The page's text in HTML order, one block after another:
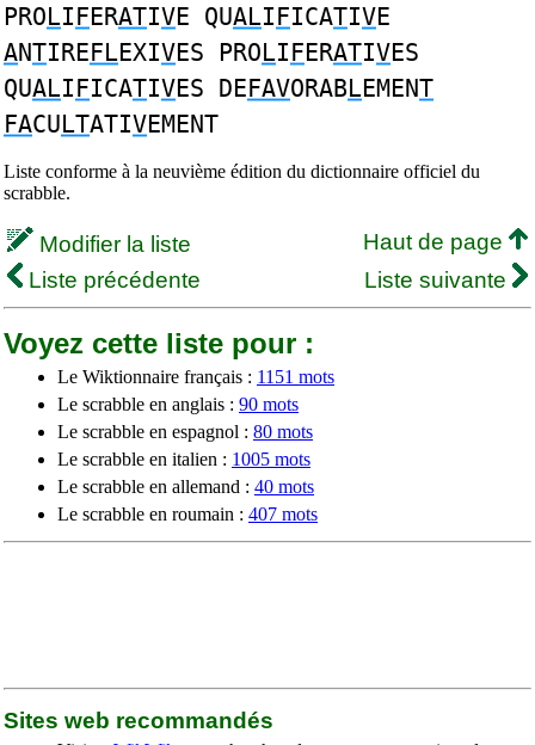
PROLIFERATIVE QUALIFICATIVE
ANTIREFLEXIVES PROLIFERATIVES
QUALIFICATIVES DEFAVORABLEMENT
FACULTATIVEMENT
Liste conforme à la neuvième édition du dictionnaire officiel du
scrabble.
Modifier la liste
Haut de page
Liste précédente
Liste suivante
Voyez cette liste pour :
Le Wiktionnaire français : 1151 mots
Le scrabble en anglais : 90 mots
Le scrabble en espagnol : 80 mots
Le scrabble en italien : 1005 mots
Le scrabble en allemand : 40 mots
Le scrabble en roumain : 407 mots
Sites web recommandés